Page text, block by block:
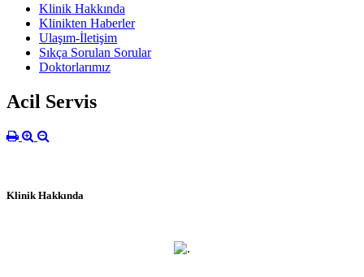
Klinik Hakkında
Klinikten Haberler
Ulaşım-İletişim
Sıkça Sorulan Sorular
Doktorlarımız
Acil Servis
Klinik Hakkında